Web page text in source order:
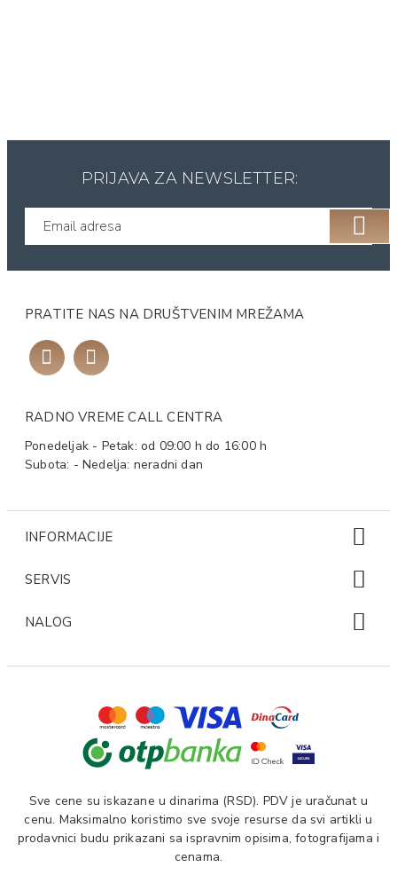
PRIJAVA ZA NEWSLETTER:
PRATITE NAS NA DRUŠTVENIM MREŽAMA
RADNO VREME CALL CENTRA
Ponedeljak - Petak: od 09:00 h do 16:00 h
Subota: - Nedelja: neradni dan
INFORMACIJE
SERVIS
NALOG
Sve cene su iskazane u dinarima (RSD). PDV je uračunat u
cenu. Maksimalno koristimo sve svoje resurse da svi artikli u
prodavnici budu prikazani sa ispravnim opisima, fotografijama i
cenama.